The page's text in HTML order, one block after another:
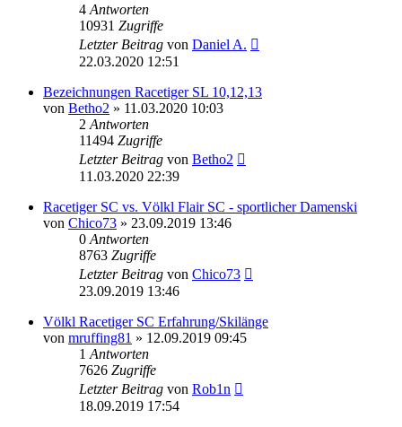
4 Antworten
10931 Zugriffe
Letzter Beitrag von Daniel A.
22.03.2020 12:51
Bezeichnungen Racetiger SL 10,12,13
von Betho2 » 11.03.2020 10:03
2 Antworten
11494 Zugriffe
Letzter Beitrag von Betho2
11.03.2020 22:39
Racetiger SC vs. Völkl Flair SC - sportlicher Damenski
von Chico73 » 23.09.2019 13:46
0 Antworten
8763 Zugriffe
Letzter Beitrag von Chico73
23.09.2019 13:46
Völkl Racetiger SC Erfahrung/Skilänge
von mruffing81 » 12.09.2019 09:45
1 Antworten
7626 Zugriffe
Letzter Beitrag von Rob1n
18.09.2019 17:54